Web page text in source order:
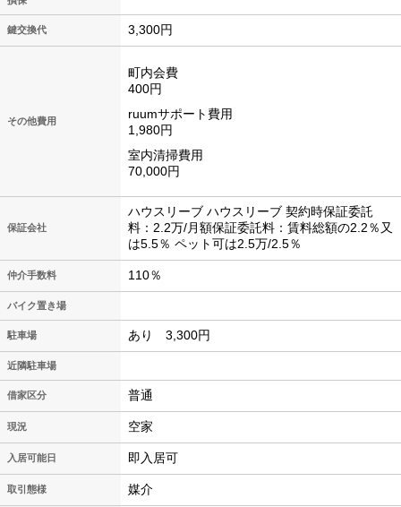
鍵交換代 3,300円
その他費用
町内会費
400円
ruumサポート費用
1,980円
室内清掃費用
70,000円
保証会社
ハウスリーブ ハウスリーブ 契約時保証委託
料：2.2万/月額保証委託料：賃料総額の2.2％又
は5.5％ ペット可は2.5万/2.5％
仲介手数料 110％
バイク置き場
駐車場 あり 3,300円
近隣駐車場
借家区分 普通
現況 空家
入居可能日 即入居可
取引態様 媒介